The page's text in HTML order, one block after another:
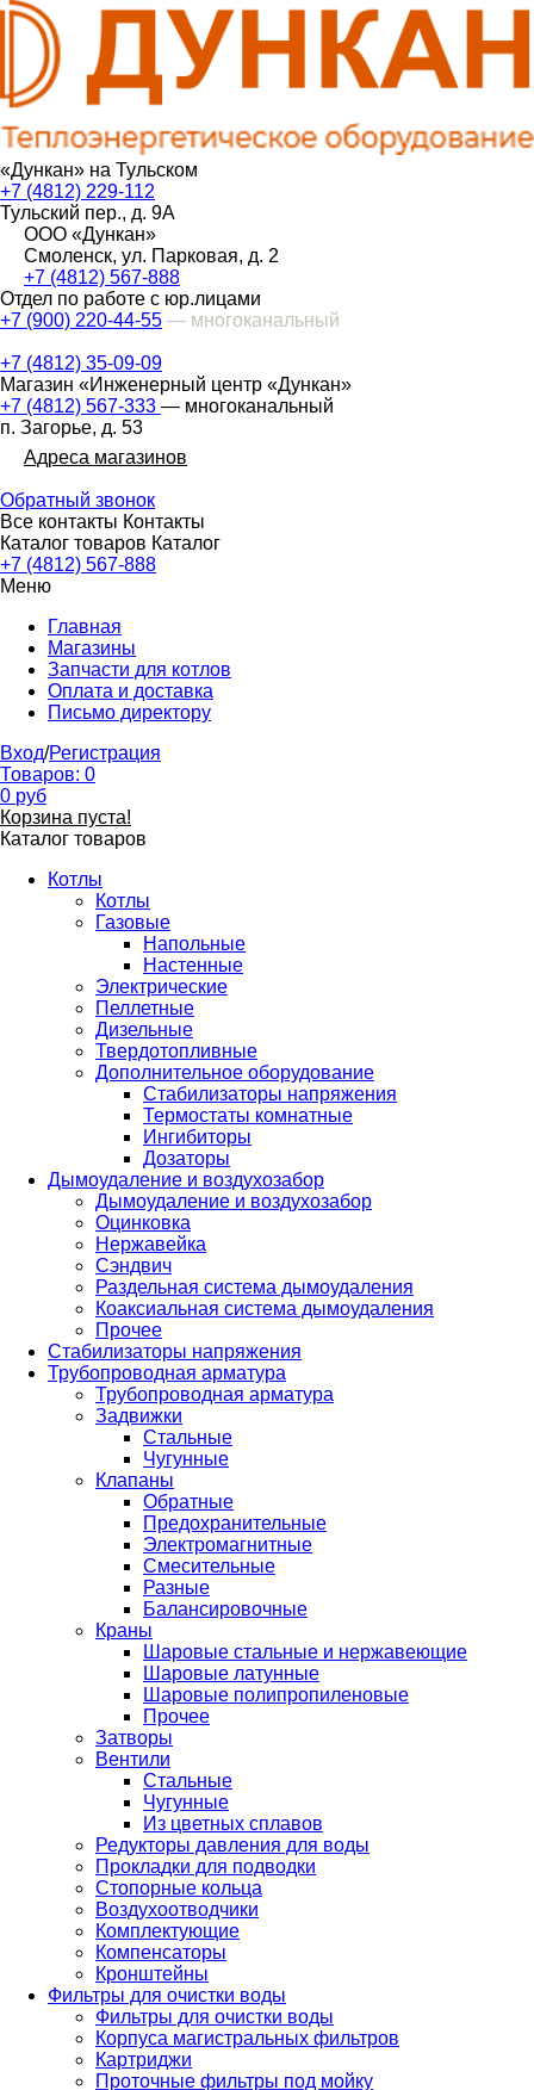
«Дункан» на Тульском
+7 (4812) 229-112
Тульский пер., д. 9А
ООО «Дункан»
Смоленск, ул. Парковая, д. 2
+7 (4812) 567-888
Отдел по работе с юр.лицами
+7 (900) 220-44-55 — многоканальный
+7 (4812) 35-09-09
Магазин «Инженерный центр «Дункан»
+7 (4812) 567-333 — многоканальный
п. Загорье, д. 53
Адреса магазинов
Обратный звонок
Все контакты Контакты
Каталог товаров Каталог
+7 (4812) 567-888
Меню
Главная
Магазины
Запчасти для котлов
Оплата и доставка
Письмо директору
Вход/Регистрация
Товаров: 0
0 руб
Корзина пуста!
Каталог товаров
Котлы
Котлы
Газовые
Напольные
Настенные
Электрические
Пеллетные
Дизельные
Твердотопливные
Дополнительное оборудование
Стабилизаторы напряжения
Термостаты комнатные
Ингибиторы
Дозаторы
Дымоудаление и воздухозабор
Дымоудаление и воздухозабор
Оцинковка
Нержавейка
Сэндвич
Раздельная система дымоудаления
Коаксиальная система дымоудаления
Прочее
Стабилизаторы напряжения
Трубопроводная арматура
Трубопроводная арматура
Задвижки
Стальные
Чугунные
Клапаны
Обратные
Предохранительные
Электромагнитные
Смесительные
Разные
Балансировочные
Краны
Шаровые стальные и нержавеющие
Шаровые латунные
Шаровые полипропиленовые
Прочее
Затворы
Вентили
Стальные
Чугунные
Из цветных сплавов
Редукторы давления для воды
Прокладки для подводки
Стопорные кольца
Воздухоотводчики
Комплектующие
Компенсаторы
Кронштейны
Фильтры для очистки воды
Фильтры для очистки воды
Корпуса магистральных фильтров
Картриджи
Проточные фильтры под мойку